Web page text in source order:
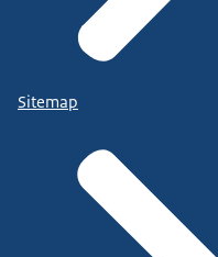
Sitemap